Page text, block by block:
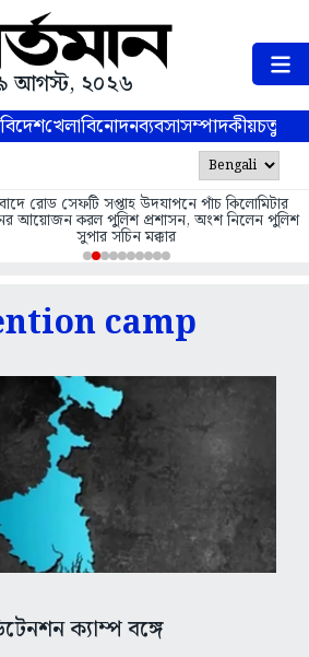
আগস্ট, ২০২৬
বিদেশখেলাবিনোদনব্যবসাসম্পাদকীয়
রোড সেফটি সপ্তাহ উদযাপনে পাঁচ কিলোমিটার
আয়োজন করল পুলিশ প্রশাসন, অংশ নিলেন পুলিশ
সুপার সচিন মক্কার
camp
ক্যাম্প বঙ্গে